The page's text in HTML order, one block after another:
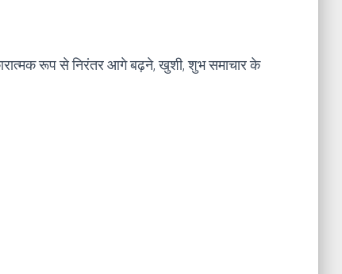
रूप से निरंतर आगे बढ़ने, खुशी, शुभ समाचार के